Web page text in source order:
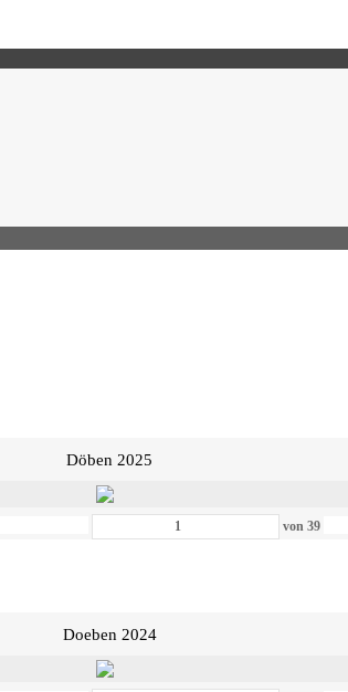
Döben 2025
von39
Doeben 2024